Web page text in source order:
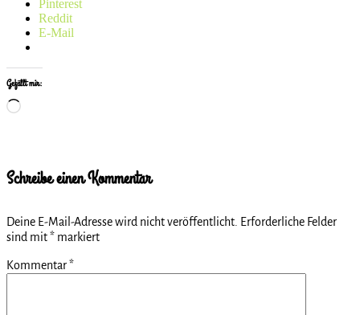
Pinterest
Reddit
E-Mail
Gefällt mir:
Wird
Schreibe einen Kommentar
Deine E-Mail-Adresse wird nicht veröffentlicht. Erforderliche Felder
sind mit* markiert
Kommentar*